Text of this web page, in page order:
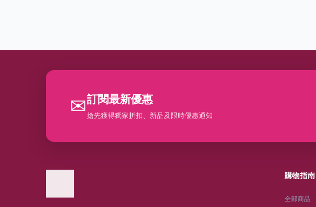
✉訂閱最新優惠
搶先獲得獨家折扣、新品及限時優惠通知
購物指南
全部商品